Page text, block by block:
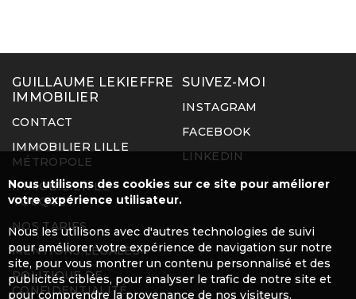
GUILLAUME LEKIEFFRE
IMMOBILIER
CONTACT
IMMOBILIER LILLE
MÉTROPOLE
IMMOBILIER LE
TOUQUET
NOS TARIFS
MENTIONS LÉGALES
POLITIQUE DE
CONFIDENTIALITÉ
SUIVEZ-MOI
INSTAGRAM
FACEBOOK
LINKEDIN
Nous utilisons des cookies sur ce site pour améliorer
votre expérience utilisateur.
Nous les utilisons avec d'autres technologies de suivi
pour améliorer votre expérience de navigation sur notre
site, pour vous montrer un contenu personnalisé et des
publicités ciblées, pour analyser le trafic de notre site et
pour comprendre la provenance de nos visiteurs.